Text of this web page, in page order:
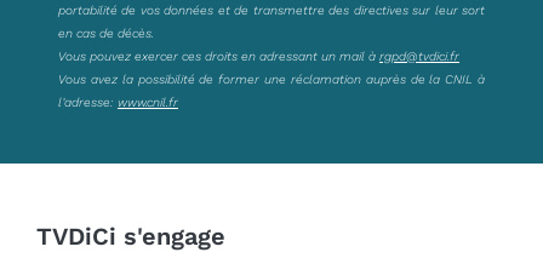
portabilité de vos données et de transmettre des directives sur leur sort
en cas de décès.
Vous pouvez exercer ces droits en adressant un mail à rgpd@tvdici.fr
Vous avez la possibilité de former une réclamation auprès de la CNIL à
l’adresse: www.cnil.fr
TVDiCi s'engage